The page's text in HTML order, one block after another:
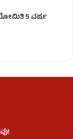
5 ವರ್ಷ